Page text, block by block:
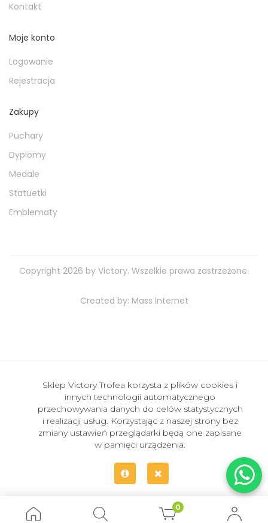
Kontakt
Moje konto
Logowanie
Rejestracja
Zakupy
Puchary
Dyplomy
Medale
Statuetki
Emblematy
Copyright 2026 by Victory. Wszelkie prawa zastrzeżone.
Created by: Mass Internet
0
Sklep Victory Trofea korzysta z plików cookies i
innych technologii automatycznego
przechowywania danych do celów statystycznych
i realizacji usług. Korzystając z naszej strony bez
zmiany ustawień przeglądarki będą one zapisane
w pamięci urządzenia.